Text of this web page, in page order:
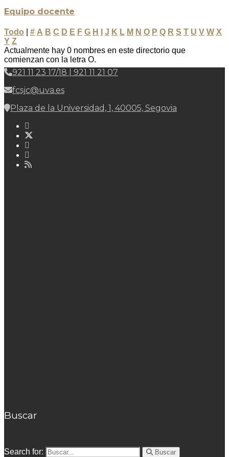
Equipo docente
Todo # A B C D E F G H J K L M N O P Q R S T U V W X
Y Z
Actualmente hay 0 nombres en este directorio que
comienzan con la letra O.
921 11 23 17/18 | 921 11 21 07
fcsjc@uva.es
Plaza de la Universidad, 1, 40005, Segovia
Buscar
Search for: Buscar